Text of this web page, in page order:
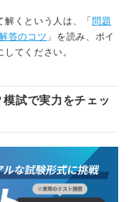
くという人は、「 問題
答のコツ 」を読み、ポイ
てください。
試で実力をチェッ